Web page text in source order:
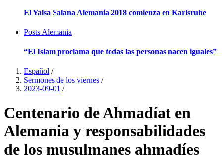
El Yalsa Salana Alemania 2018 comienza en Karlsruhe
Posts Alemania
“El Islam proclama que todas las personas nacen iguales”
Español /
Sermones de los viernes /
2023-09-01 /
Centenario de Ahmadíat en
Alemania y responsabilidades
de los musulmanes ahmadíes